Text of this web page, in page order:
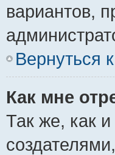
вариантов,
Вернуться
Как мне
Так же, как